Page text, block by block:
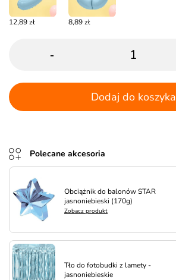
12,89 zł 8,89 zł
-
Dodaj do koszyka
Polecane akcesoria
Obciążnik do balonów STAR
jasnoniebieski (170g)
Zobacz produkt
Tło do fotobudki z lamety -
jasnoniebieskie